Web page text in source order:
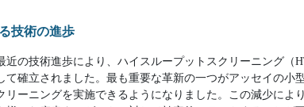
技術の進歩
近の技術進歩により、ハイスループットスクリーニング（
て確立されました。最も重要な革新の一つがアッセイの小
リーニングを実施できるようになりました。この減少によ